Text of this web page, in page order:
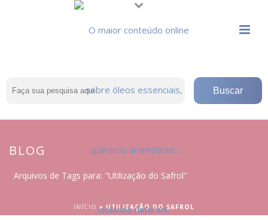
BLOG
Arquivos de Tags para: "Utilização do Safrol"
INÍCIO »UTILIZAÇÃO DO SAFROL